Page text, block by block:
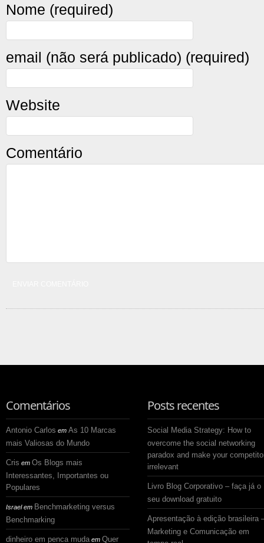
Nome (required)
email (não será publicado) (required)
Website
Comentário
Comentários
Antonio Carlos em As 10 Marcas
mais Valiosas do Mundo
Cris em Os Blogs mais
Interessantes, Importantes ou
Populares
Israelem Benchmarketing versus
Benchmarking
dinheiro em penca muda em Quer
Posts recentes
Social Media Strategy: How to
overcome the social networking
paradox and make your
irrelevant
Livro Blog Corporativo – faça já o
seu download gratuito
Apresentação à edição brasileira
Marketing e Comunicação em